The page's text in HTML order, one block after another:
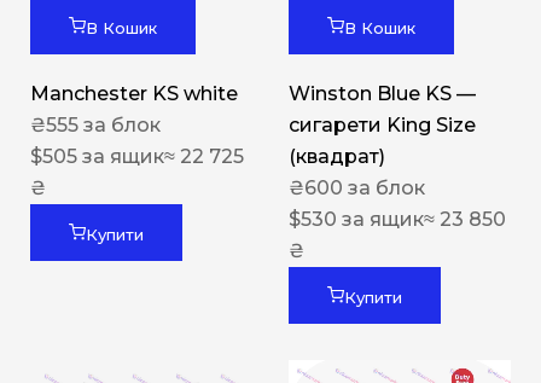
В Кошик
Manchester KS white
₴555 за блок
$505 за ящик≈ 22 725
₴
Купити
В Кошик
Winston Blue KS —
сигарети King Size
(квадрат)
₴600 за блок
$530 за ящик≈ 23 850
₴
Купити